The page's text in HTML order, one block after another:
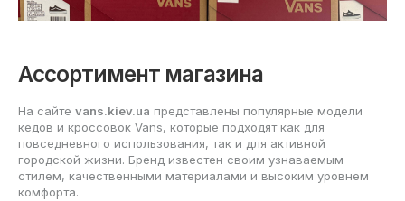
Ассортимент магазина
На сайте vans.kiev.ua представлены популярные модели
кедов и кроссовок Vans, которые подходят как для
повседневного использования, так и для активной
городской жизни. Бренд известен своим узнаваемым
стилем, качественными материалами и высоким уровнем
комфорта.